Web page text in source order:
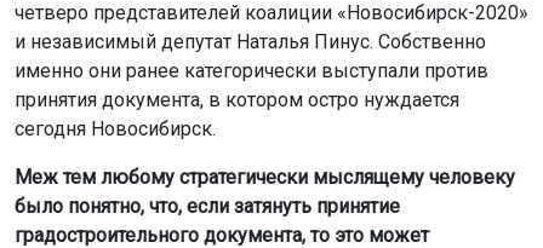
четверо представителей коалиции «Новосибирск-2020»
и независимый депутат Наталья Пинус. Собственно
именно они ранее категорически выступали против
принятия документа, в котором остро нуждается
сегодня Новосибирск.
Меж тем любому стратегически мыслящему человеку
было понятно, что, если затянуть принятие
градостроительного документа, то это может